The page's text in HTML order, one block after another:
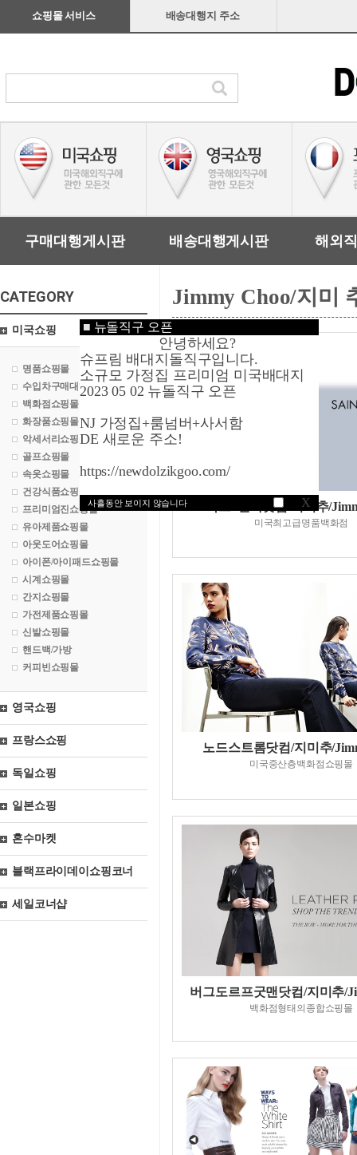
■ 뉴돌직구 오픈
안녕하세요?
슈프림 배대지돌직구입니다.
소규모 가정집 프리미엄 미국배대지
2023 05 02 뉴돌직구 오픈
NJ 가정집+룸넘버+사서함
DE 새로운 주소!
https://newdolzikgoo.com/
사흘동안 보이지 않습니다 X
쇼핑몰 서비스 배송대행지 주소
구매대행게시판 배송대행게시판 해외
CATEGORY
미국쇼핑
명품쇼핑몰
수입차구매대행
백화점쇼핑몰
화장품쇼핑몰
악세서리쇼핑몰
골프쇼핑몰
속옷쇼핑몰
건강식품쇼핑몰
프리미엄진쇼핑몰
유아제품쇼핑몰
아웃도어쇼핑몰
아이폰/아이패드쇼핑몰
시계쇼핑몰
간지쇼핑몰
가전제품쇼핑몰
신발쇼핑몰
핸드백/가방
커피빈쇼핑몰
영국쇼핑
프랑스쇼핑
독일쇼핑
일본쇼핑
혼수마켓
블랙프라이데이쇼핑코너
세일코너샵
Jimmy Choo/지미
삭스5번가닷컴/지미추/
미국최고급명품백화점
노드스트롬닷컴/지미추/
미국중산층백화점쇼핑몰
버그도르프굿맨닷컴/지미추/
백화점형태의종합쇼핑몰